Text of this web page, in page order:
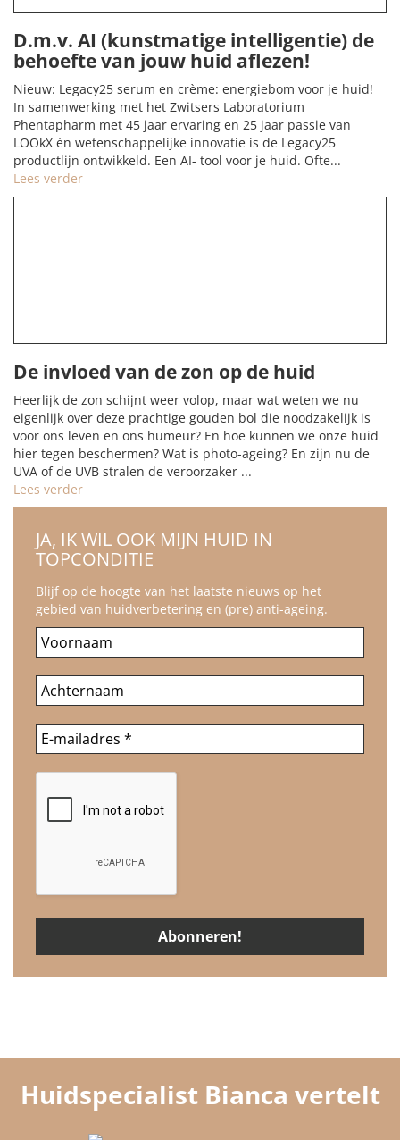
D.m.v. AI (kunstmatige intelligentie) de
behoefte van jouw huid aflezen!
Nieuw: Legacy25 serum en crème: energiebom voor je huid!
In samenwerking met het Zwitsers Laboratorium
Phentapharm met 45 jaar ervaring en 25 jaar passie van
LOOkX én wetenschappelijke innovatie is de Legacy25
productlijn ontwikkeld. Een AI- tool voor je huid. Ofte...
Lees verder
De invloed van de zon op de huid
Heerlijk de zon schijnt weer volop, maar wat weten we nu
eigenlijk over deze prachtige gouden bol die noodzakelijk is
voor ons leven en ons humeur? En hoe kunnen we onze huid
hier tegen beschermen? Wat is photo-ageing? En zijn nu de
UVA of de UVB stralen de veroorzaker ...
Lees verder
JA, IK WIL OOK MIJN HUID IN
TOPCONDITIE
Blijf op de hoogte van het laatste nieuws op het
gebied van huidverbetering en (pre) anti-ageing.
Huidspecialist Bianca vertelt